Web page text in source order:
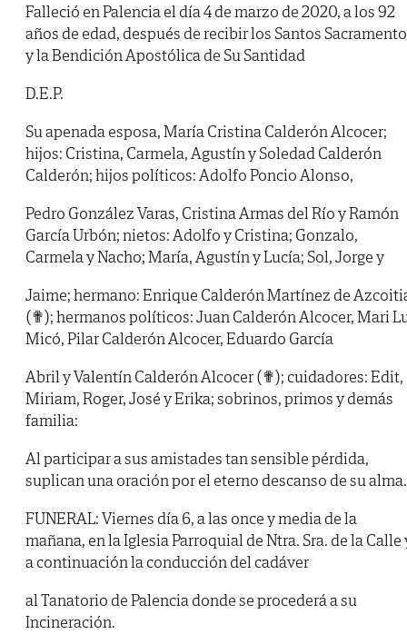
Falleció en Palencia el día 4 de marzo de 2020, a los 92
años de edad, después de recibir los Santos
y la Bendición Apostólica de Su Santidad
D.E.P.
Su apenada esposa, María Cristina Calderón Alcocer;
hijos: Cristina, Carmela, Agustín y Soledad Calderón
Calderón; hijos políticos: Adolfo Poncio Alonso,
Pedro González Varas, Cristina Armas del Río y Ramón
García Urbón; nietos: Adolfo y Cristina; Gonzalo,
Carmela y Nacho; María, Agustín y Lucía; Sol, Jorge y
Jaime; hermano: Enrique Calderón Martínez de
(✟); hermanos políticos: Juan Calderón Alcocer, Mari
Micó, Pilar Calderón Alcocer, Eduardo García
Abril y Valentín Calderón Alcocer (✟); cuidadores: Edit,
Miriam, Roger, José y Erika; sobrinos, primos y demás
familia:
Al participar a sus amistades tan sensible pérdida,
suplican una oración por el eterno descanso de su alma.
FUNERAL: Viernes día 6, a las once y media de la
mañana, en la Iglesia Parroquial de Ntra. Sra. de la Calle
a continuación la conducción del cadáver
al Tanatorio de Palencia donde se procederá a su
Incineración.